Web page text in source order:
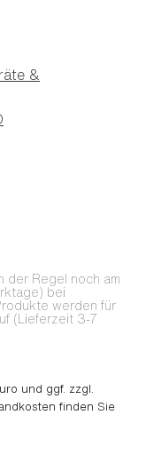
&
der Regel noch am
bei
werden für
(Lieferzeit 3-7
und ggf. zzgl.
finden Sie